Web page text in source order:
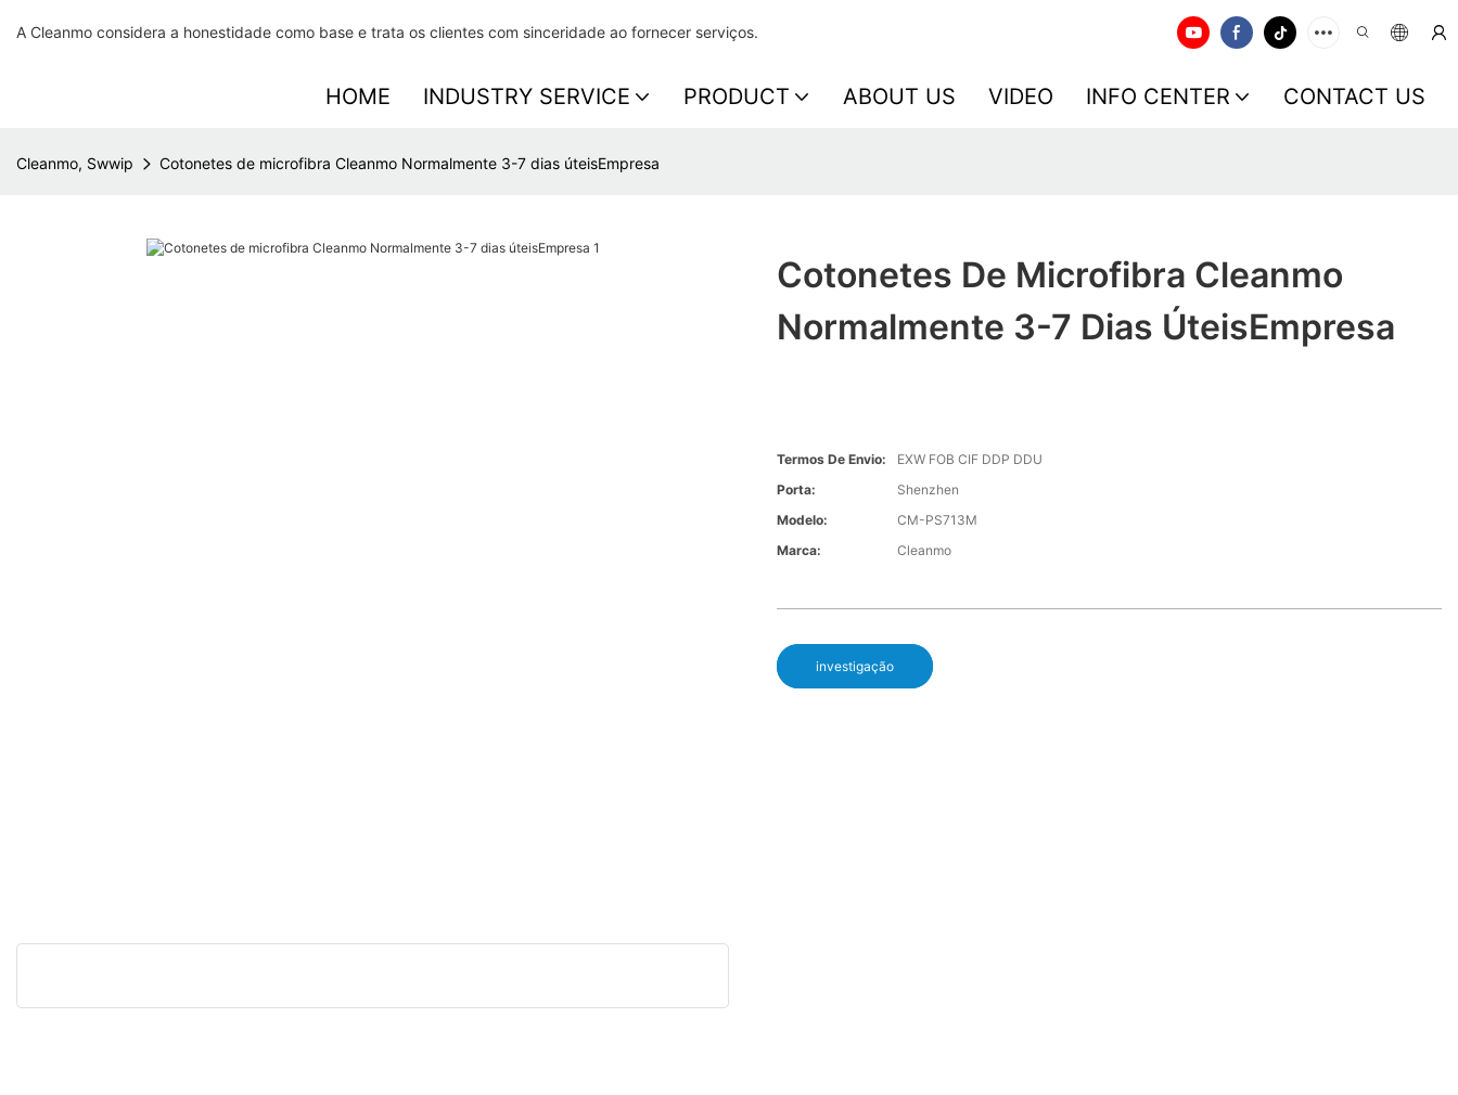
A Cleanmo considera a honestidade como base e trata os clientes com sinceridade ao fornecer serviços.
HOME INDUSTRY SERVICE PRODUCT ABOUT US VIDEO INFO CENTER CONTACT US
Cleanmo, Swwip Cotonetes de microfibra Cleanmo Normalmente 3-7 dias úteisEmpresa
Cotonetes De Microfibra Cleanmo
Normalmente 3-7 Dias ÚteisEmpresa
Termos De Envio:
EXW FOB CIF DDP DDU
Porta:
Shenzhen
Modelo:
CM-PS713M
Marca:
Cleanmo
investigação